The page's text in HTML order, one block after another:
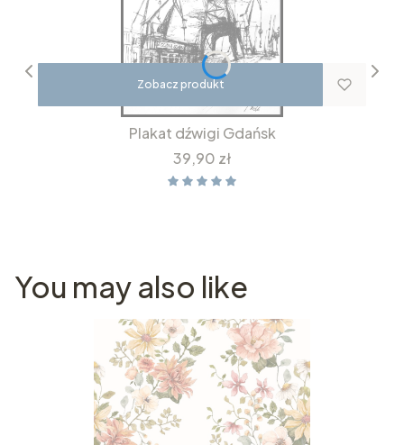
Zobacz produkt
Plakat dźwigi Gdańsk
Cena
39,90 zł
You may also like